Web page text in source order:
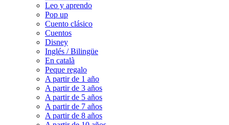
Leo y aprendo
Pop up
Cuento clásico
Cuentos
Disney
Inglés / Bilingüe
En català
Peque regalo
A partir de 1 año
A partir de 3 años
A partir de 5 años
A partir de 7 años
A partir de 8 años